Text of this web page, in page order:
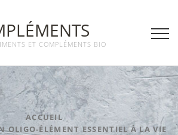
ET COMPLÉMENTS BIO
ACCUEIL
OLIGO-ÉLÉMENT ESSENTIEL À LA VIE